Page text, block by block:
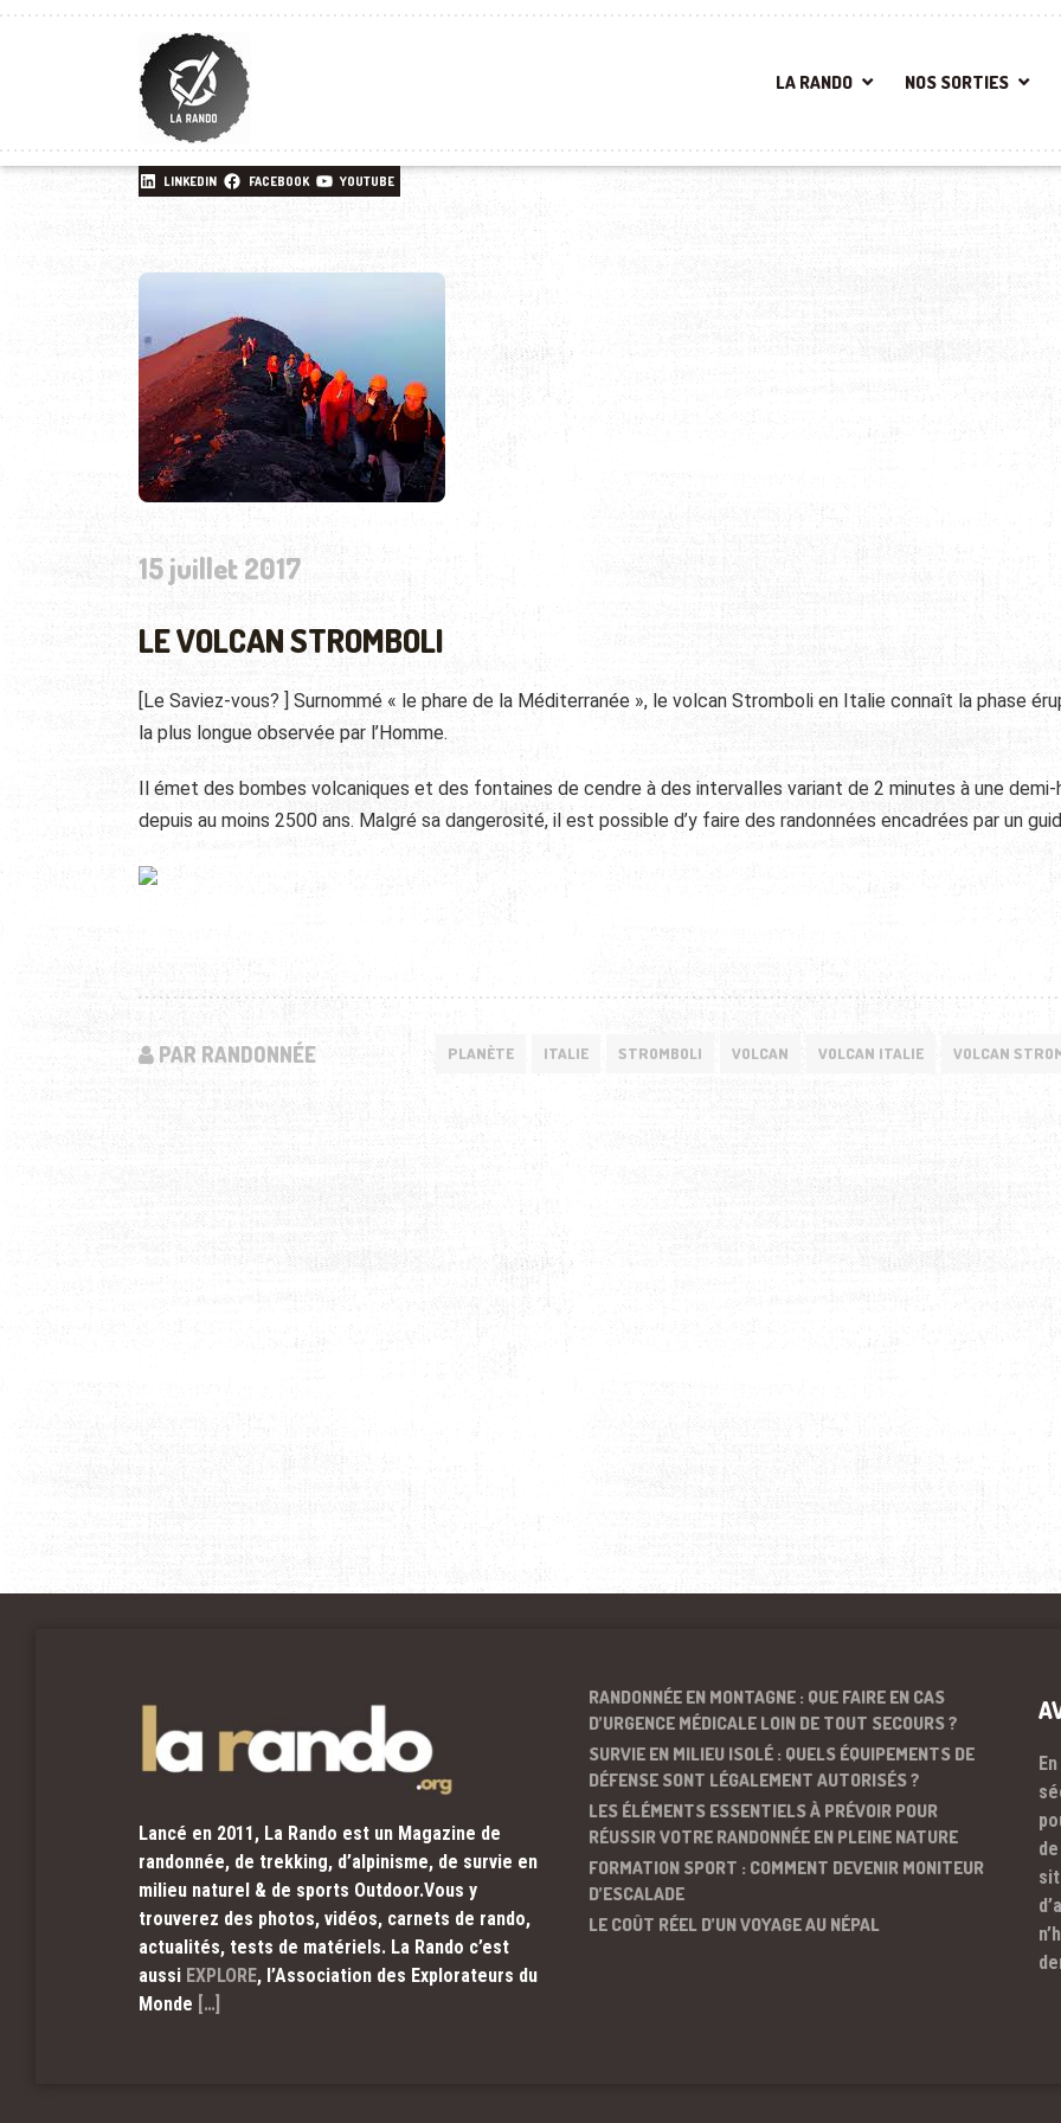
LA RANDO NOS SORTIES
LINKEDIN FACEBOOK YOUTUBE
15 juillet 2017
LE VOLCAN STROMBOLI
[Le Saviez-vous? ] Surnommé « le phare de la Méditerranée », le volcan Stromboli en Italie connaît la phase
la plus longue observée par l’Homme.
Il émet des bombes volcaniques et des fontaines de cendre à des intervalles variant de 2 minutes à une demi-
depuis au moins 2500 ans. Malgré sa dangerosité, il est possible d’y faire des randonnées encadrées par un
PAR RANDONNÉE PLANÈTE ITALIE STROMBOLI VOLCAN VOLCAN ITALIE VOLCAN
Lancé en 2011, La Rando est un Magazine de
randonnée, de trekking, d’alpinisme, de survie en
milieu naturel & de sports Outdoor.Vous y
trouverez des photos, vidéos, carnets de rando,
actualités, tests de matériels. La Rando c’est
aussi EXPLORE, l’Association des Explorateurs du
Monde […]
RANDONNÉE EN MONTAGNE : QUE FAIRE EN CAS
D’URGENCE MÉDICALE LOIN DE TOUT SECOURS ?
SURVIE EN MILIEU ISOLÉ : QUELS ÉQUIPEMENTS DE
DÉFENSE SONT LÉGALEMENT AUTORISÉS ?
LES ÉLÉMENTS ESSENTIELS À PRÉVOIR POUR
RÉUSSIR VOTRE RANDONNÉE EN PLEINE NATURE
FORMATION SPORT : COMMENT DEVENIR MONITEUR
D’ESCALADE
LE COÛT RÉEL D’UN VOYAGE AU NÉPAL